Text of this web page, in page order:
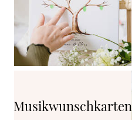
Musikwunschkarten